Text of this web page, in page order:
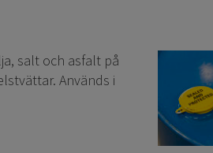
salt och asfalt på
Används i